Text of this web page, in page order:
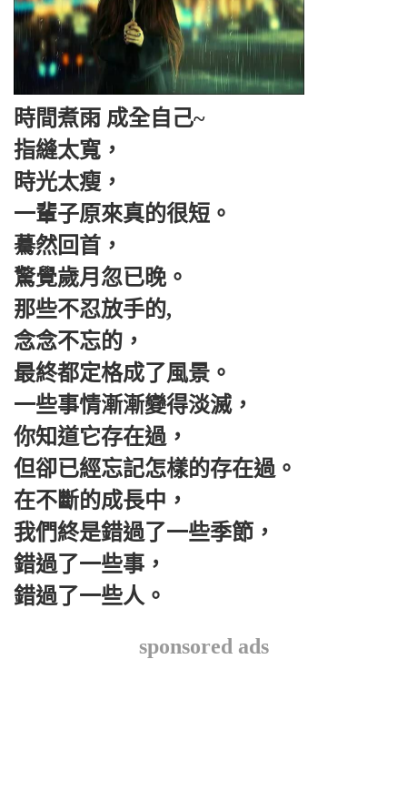
時間煮雨 成全自己~
指縫太寬，
時光太瘦，
一輩子原來真的很短。
驀然回首，
驚覺歲月忽已晚。
那些不忍放手的,
念念不忘的，
最終都定格成了風景。
一些事情漸漸變得淡滅，
你知道它存在過，
但卻已經忘記怎樣的存在過。
在不斷的成長中，
我們終是錯過了一些季節，
錯過了一些事，
錯過了一些人。
sponsored ads